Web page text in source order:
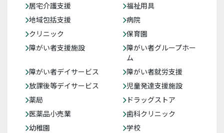
居宅介護支援
福祉用具
地域包括支援
病院
クリニック
保育園
障がい者支援施設
障がい者グループホー
ム
障がい者デイサービス
障がい者就労支援
放課後等デイサービス
児童発達支援施設
薬局
ドラッグストア
医薬品小売業
歯科クリニック
幼稚園
学校